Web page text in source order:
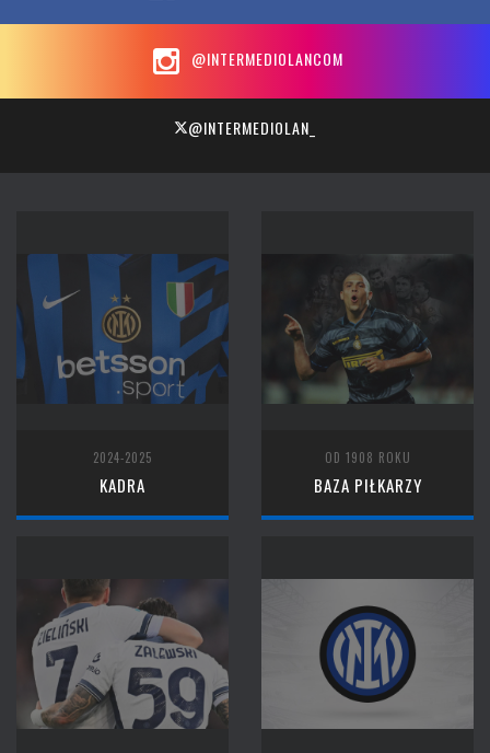
@INTERMEDIOLANCOM
@INTERMEDIOLAN_
2024-2025
KADRA
OD 1908 ROKU
BAZA PIŁKARZY